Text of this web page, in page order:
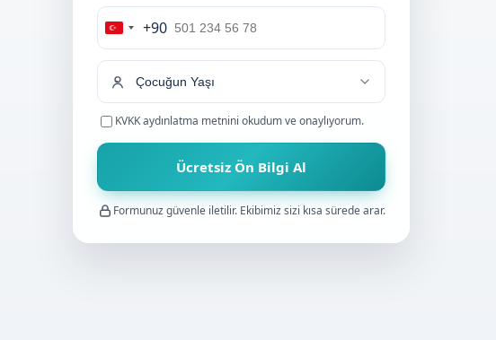
Turkey
+90
+90
KVKK aydınlatma metnini okudum ve onaylıyorum.
Ücretsiz Ön Bilgi Al
Formunuz güvenle iletilir. Ekibimiz sizi kısa sürede arar.